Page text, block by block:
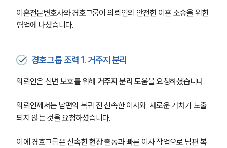
이혼전문변호사와 경호그룹이 의뢰인의 안전한 이혼 소송을 위한
협업에 나섰습니다.
경호그룹 조력 1. 거주지 분리
의뢰인은 신변 보호를 위해 거주지 분리 도움을 요청하셨습니다.
의뢰인께서는 남편의 복귀 전 신속한 이사와, 새로운 거처가 노출
되지 않는 것을 요청하셨습니다.
이에 경호그룹은 신속한 현장 출동과 빠른 이사 작업으로 남편 복